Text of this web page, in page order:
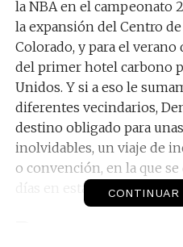
la NBA en el campeonato
la expansión del Centro
Colorado, y para el verano
del primer hotel carbono
Unidos. Y si a eso le
diferentes vecindarios,
destino obligado para
inolvidables, un viaje de
o convención, en la que
días en esta sensacional
CONTINUAR